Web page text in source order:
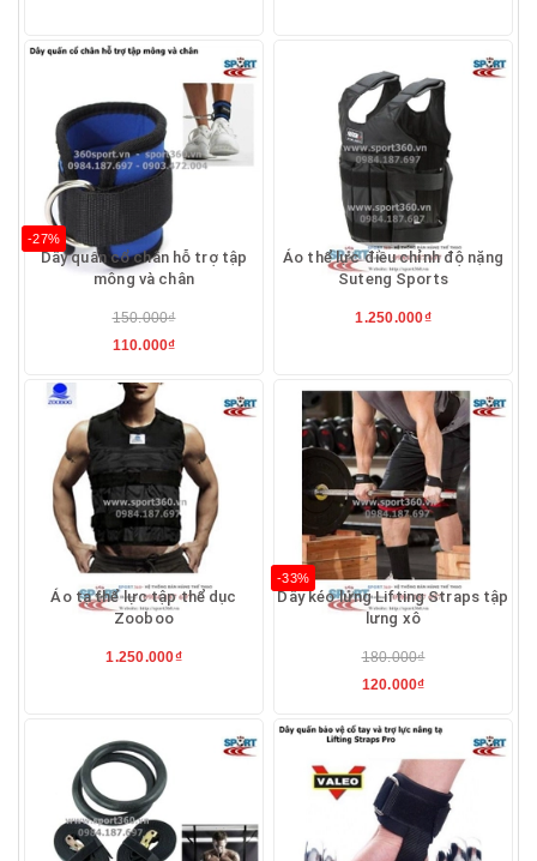
-27%
Dây quấn cổ chân hỗ trợ tập
mông và chân
150.000₫
110.000₫
Áo thể lực điều chỉnh độ nặng
Suteng Sports
1.250.000₫
Áo tạ thể lực tập thể dục
Zooboo
1.250.000₫
-33%
Dây kéo lưng Lifting Straps tập
lưng xô
180.000₫
120.000₫